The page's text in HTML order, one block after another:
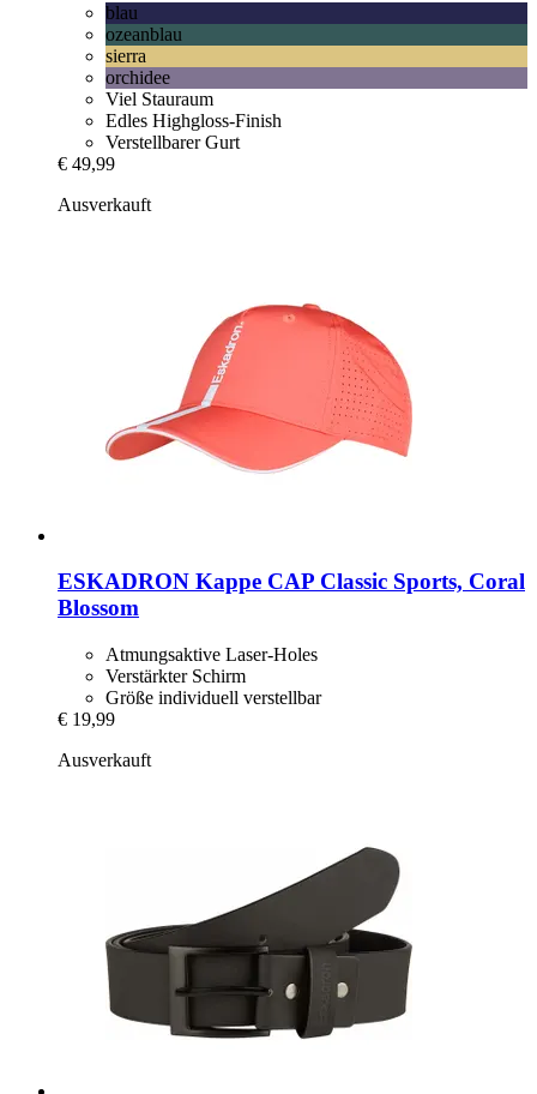
blau
ozeanblau
sierra
orchidee
Viel Stauraum
Edles Highgloss-Finish
Verstellbarer Gurt
€ 49,99
Ausverkauft
ESKADRON Kappe CAP Classic Sports, Coral
Blossom
Atmungsaktive Laser-Holes
Verstärkter Schirm
Größe individuell verstellbar
€ 19,99
Ausverkauft